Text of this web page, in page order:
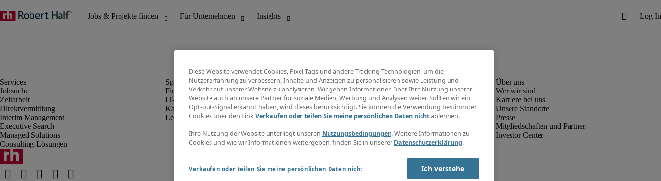
Jobsuche
Zeitarbeit
Direktvermittlung
Interim Management
Executive Search
Managed Solutions
Consulting-Lösungen
Finanz- & Rechnungswesen
IT-Bereich
Kaufmännischer Bereich
Legal
Info Center
Jobübersicht
Gehaltsübersicht
E-Learning
Wer wir sind
Karriere bei uns
Unsere Standorte
Presse
Mitgliedschaften und Partner
Investor Center
Diese Website verwendet Cookies, Pixel-Tags und andere Tracking-Technologien, um die
Nutzererfahrung zu verbessern, Inhalte und Anzeigen zu personalisieren sowie Leistung und
Verkehr auf unserer Website zu analysieren. Wir geben Informationen über Ihre Nutzung unserer
Website auch an unsere Partner für soziale Medien, Werbung und Analysen weiter. Sollten wir ein
Opt-out-Signal erkannt haben, wird dieses berücksichtigt. Sie können die Verwendung bestimmter
Cookies über den LinkVerkaufen oder teilen Sie meine persönlichen Daten nichtablehnen.
Ihre Nutzung der Website unterliegt unseren Nutzungsbedingungen. Weitere Informationen zu
Cookies und wie wir Informationen weitergeben, finden Sie in unserer Datenschutzerklärung.
Verkaufen oder teilen Sie meine persönlichen Daten nicht Ich verstehe